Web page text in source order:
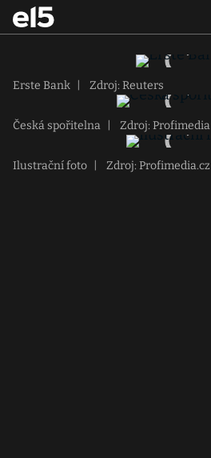
Erste Bank Zdroj: Reuters
Česká spořitelna Zdroj: Profimedia
Ilustrační foto Zdroj: Profimedia.cz